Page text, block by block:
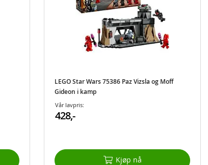
LEGO Star Wars 75386 Paz Vizsla og Moff
Gideon i kamp
Vår lavpris:
428,-
Kjøp nå